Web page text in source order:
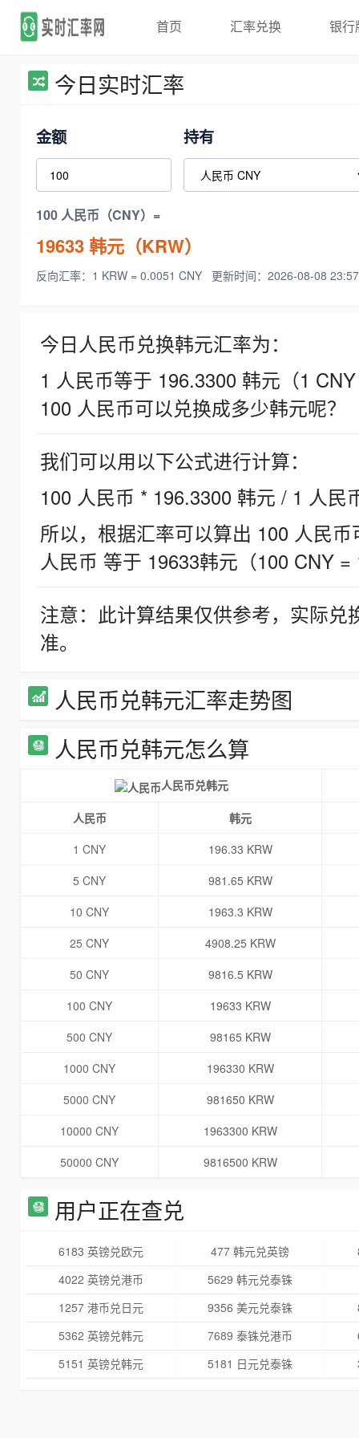
首页 汇率兑换 银行
今日实时汇率
金额 持有
100 人民币（CNY）=
19633韩元（KRW）
反向汇率：1 KRW = 0.0051 CNY 更新时间：2026-08-08
今日人民币兑换韩元汇率为：
1 人民币等于 196.3300 韩元（1
100 人民币可以兑换成多少韩元呢？
我们可以用以下公式进行计算：
100 人民币 * 196.3300 韩元 / 1 人民
所以，根据汇率可以算出 100 人民
人民币 等于 19633韩元（100 CNY =
注意：此计算结果仅供参考，实际
准。
人民币兑韩元汇率走势图
人民币兑韩元怎么算
人民币兑韩元
人民币
韩元
1 CNY
196.33 KRW
5 CNY
981.65 KRW
10 CNY
1963.3 KRW
25 CNY
4908.25 KRW
50 CNY
9816.5 KRW
100 CNY
19633 KRW
500 CNY
98165 KRW
1000 CNY
196330 KRW
5000 CNY
981650 KRW
10000 CNY
1963300 KRW
50000 CNY
9816500 KRW
用户正在查兑
6183 英镑兑欧元 477 韩元兑英镑
4022 英镑兑港币
5629 韩元兑泰铢
1257 港币兑日元
9356 美元兑泰铢
5362 英镑兑韩元
7689 泰铢兑港币
5151 英镑兑韩元
5181 日元兑泰铢